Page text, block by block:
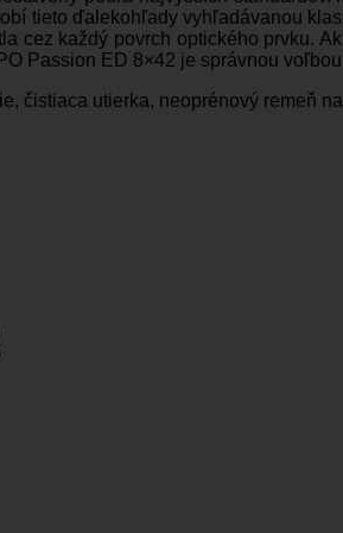
tieto ďalekohľady vyhľadávanou
cez každý povrch optického prvku.
Passion ED 8×42 je správnou
čistiaca utierka, neoprénový remeň